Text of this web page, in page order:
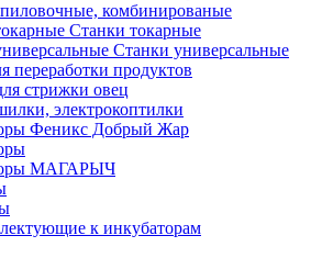
комбинированые
Станки токарные
Станки универсальные
переработки продуктов
стрижки овец
электрокоптилки
Феникс Добрый Жар
МАГАРЫЧ
к инкубаторам